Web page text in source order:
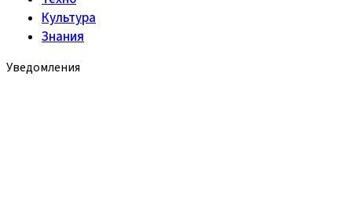
Культура
Знания
Уведомления